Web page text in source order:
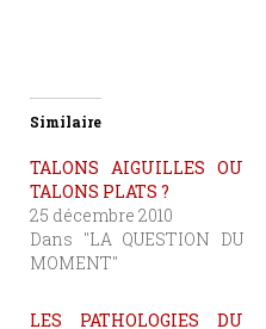
Similaire
TALONS AIGUILLES OU
TALONS PLATS ?
25 décembre 2010
Dans "LA QUESTION DU
MOMENT"
LES PATHOLOGIES DU